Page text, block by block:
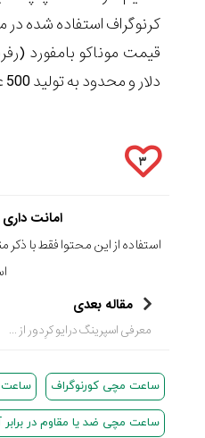
کرنوگراف استفاده شده
دلار و محدود به تولید 500 عدد است.
۳
امانت
استفاده از این محتوا فقط با ذکر
مقاله بعدی
معرفی اسپرینگ درایو کرِدور از سیکو (Credor Spring Drive Eichi II)
ساعت مچی کورنوگراف ساعت
ساعت مچی ضد یا مقاوم در